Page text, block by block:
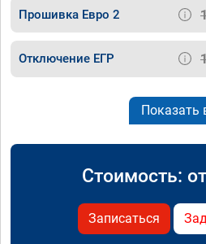
Прошивка Евро 2
Отключение ЕГР
Показать
Стоимость: от
Записаться